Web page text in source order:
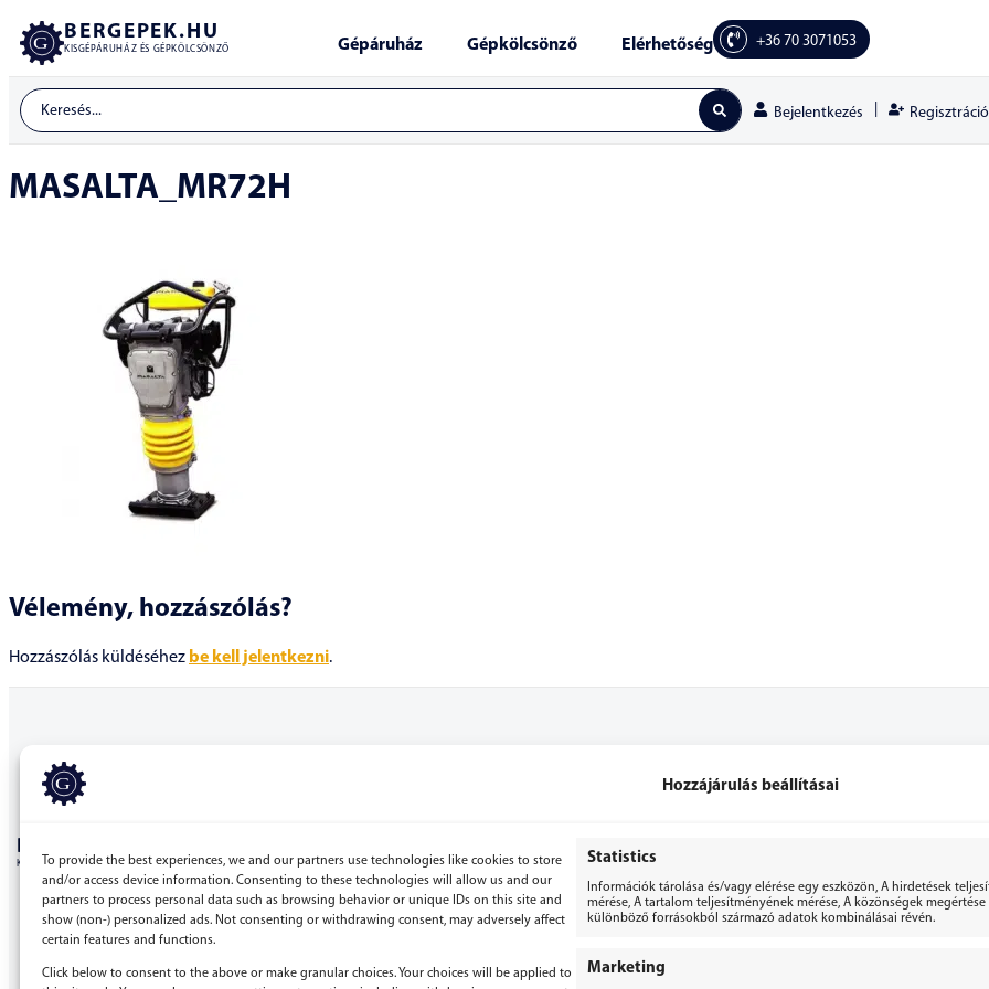
Hozzájárulás beállításai
To provide the best experiences, we and our partners use technologies like cookies to store
and/or access device information. Consenting to these technologies will allow us and our
partners to process personal data such as browsing behavior or unique IDs on this site and
show (non-) personalized ads. Not consenting or withdrawing consent, may adversely affect
certain features and functions.
Click below to consent to the above or make granular choices. Your choices will be applied to
Statistics
Információk tárolása és/vagy elérése egy eszközön, A hirdetések
mérése, A tartalom teljesítményének mérése, A közönségek
különböző forrásokból származó adatok kombinálásai révén.
Marketing
BERGEPEK.HU
KISGÉPÁRUHÁZ ÉS GÉPKÖLCSÖNZŐ Gépáruház Gépkölcsönző Elérhetőség +36 70 3071053
Bejelentkezés Regisztráció
MASALTA_MR72H
Vélemény, hozzászólás?
Hozzászólás küldéséhez be kell jelentkezni.
BERGEPEK.HU
KISGÉPÁRUHÁZ ÉS GÉPKÖLCSÖNZŐ
Bérgépek Gépáruház Kereskedelmi Kft.
4173 Nagyrábé, Esze Tamás utca 28.
Adószám: 32977923-2-09
+36 70 3071053
bergepek@gmail.com